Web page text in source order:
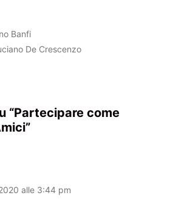
Banfi
De Crescenzo
“Partecipare come
alle 3:44 pm